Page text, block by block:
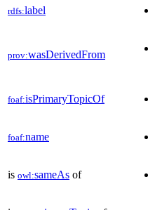
rdfs:label
prov:wasDerivedFrom
foaf:isPrimaryTopicOf
foaf:name
is owl:sameAs of